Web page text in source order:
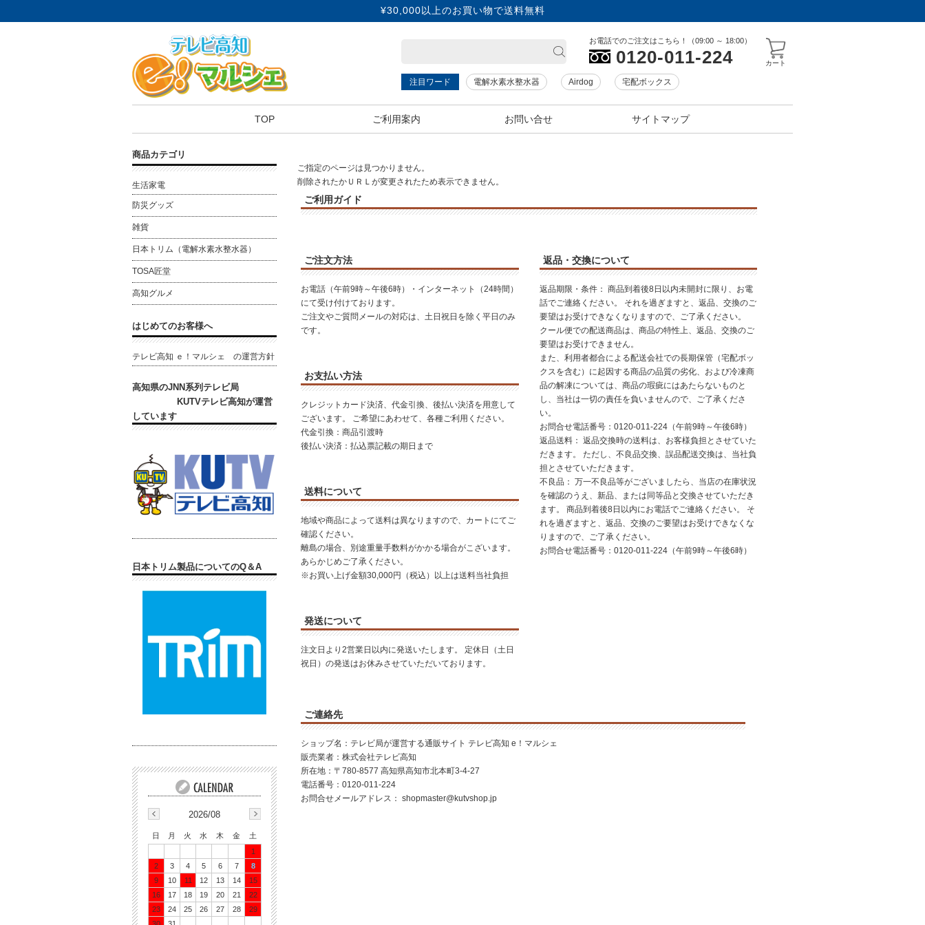
¥30,000以上のお買い物で送料無料
お電話でのご注文はこちら！（09:00 ～ 18:00）
0120-011‐224 カート
電解水素水整水器 Airdog 宅配ボックス
TOP ご利用案内 お問い合せ サイトマップ
ご指定のページは見つかりません。
削除されたかＵＲＬが変更されたため表示できません。
ご利用ガイド
ご注文方法
お電話（午前9時～午後6時）・インターネット（24時間）
にて受け付けております。
ご注文やご質問メールの対応は、土日祝日を除く平日のみ
です。
お支払い方法
クレジットカード決済、代金引換、後払い決済を用意して
ございます。 ご希望にあわせて、各種ご利用ください。
代金引換：商品引渡時
後払い決済：払込票記載の期日まで
送料について
地域や商品によって送料は異なりますので、カートにてご
確認ください。
離島の場合、別途重量手数料がかかる場合がこざいます。
あらかじめご了承ください。
※お買い上げ金額30,000円（税込）以上は送料当社負担
発送について
注文日より2営業日以内に発送いたします。 定休日（土日
祝日）の発送はお休みさせていただいております。
返品・交換について
返品期限・条件： 商品到着後8日以内未開封に限り、お電
話でご連絡ください。 それを過ぎますと、返品、交換のご
要望はお受けできなくなりますので、ご了承ください。
クール便での配送商品は、商品の特性上、返品、交換のご
要望はお受けできません。
また、利用者都合による配送会社での長期保管（宅配ボッ
クスを含む）に起因する商品の品質の劣化、および冷凍商
品の解凍については、商品の瑕疵にはあたらないものと
し、当社は一切の責任を負いませんので、ご了承くださ
い。
お問合せ電話番号：0120-011-224（午前9時～午後6時）
返品送料： 返品交換時の送料は、お客様負担とさせていた
だきます。 ただし、不良品交換、誤品配送交換は、当社負
担とさせていただきます。
不良品： 万一不良品等がございましたら、当店の在庫状況
を確認のうえ、新品、または同等品と交換させていただき
ます。 商品到着後8日以内にお電話でご連絡ください。 そ
れを過ぎますと、返品、交換のご要望はお受けできなくな
りますので、ご了承ください。
お問合せ電話番号：0120-011-224（午前9時～午後6時）
ご連絡先
ショップ名：テレビ局が運営する通販サイト テレビ高知 e！マルシェ
販売業者：株式会社テレビ高知
所在地：〒780-8577 高知県高知市北本町3-4-27
電話番号：0120-011-224
お問合せメールアドレス： shopmaster@kutvshop.jp
商品カテゴリ
生活家電
防災グッズ
雑貨
日本トリム（電解水素水整水器）
TOSA匠堂
高知グルメ
はじめてのお客様へ
テレビ高知 ｅ！マルシェ の運営方針
高知県のJNN系列テレビ局
KUTVテレビ高知が運営
しています
日本トリム製品についてのQ＆A
2026/08
日 月 火 水 木 金
土
1
2
3 4 5 6 7
8
9
10 11 12 13 14
15
16
17 18 19 20 21
22
23
24 25 26 27 28
29
30
31